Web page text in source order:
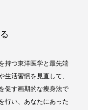
持つ東洋医学と最先端
生活習慣を見直して、
促す画期的な痩身法で
行い、あなたにあった